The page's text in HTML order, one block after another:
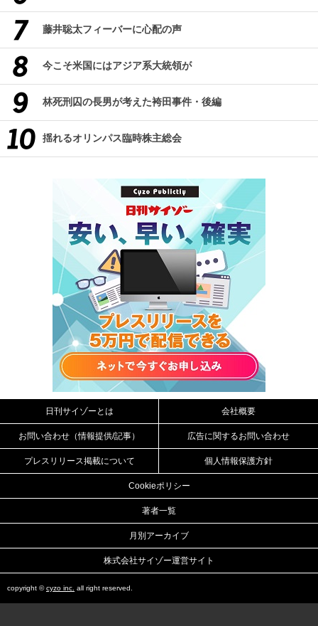
藤井聡太フィーバーに心配の声
今こそ米国にはアジア系大統領が
林死刑囚の長男が考えた袴田事件・後編
揺れるオリンパス臨時株主総会
日刊サイゾーとは 会社概要
お問い合わせ（情報提供/記事） 広告に関するお問い合わせ
プレスリリース掲載について 個人情報保護方針
Cookieポリシー
著者一覧
月別アーカイブ
株式会社サイゾー運営サイト
copyright ©cyzo inc. all right reserved.